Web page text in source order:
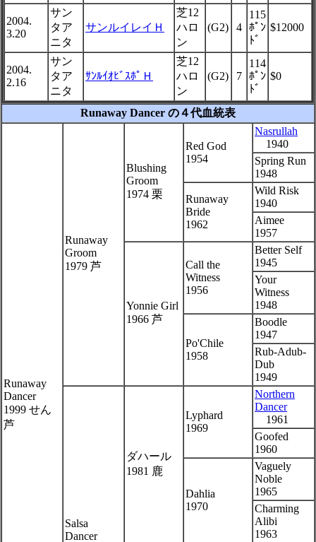
2004.
3.20
サン
タア
ニタ
サンルイレイＨ
芝12
ハロ
ン
(G2) 4
115
ﾎﾟﾝ
ﾄﾞ
$12000
2004.
2.16
サン
タア
ニタ
ｻﾝﾙｲｵﾋﾞｽﾎﾟＨ
芝12
ハロ
ン
(G2) 7
114
ﾎﾟﾝ
ﾄﾞ
$0
Runaway Dancer の４代血統表
Runaway
Dancer
1999 せん
芦
Runaway
Groom
1979 芦
Blushing
Groom
1974 栗
Red God
1954
Nasrullah
1940
Spring Run
1948
Runaway
Bride
1962
Wild Risk
1940
Aimee
1957
Yonnie Girl
1966 芦
Call the
Witness
1956
Better Self
1945
Your
Witness
1948
Po'Chile
1958
Boodle
1947
Rub-Adub-
Dub
1949
Salsa
Dancer
ダハール
1981 鹿
Lyphard
1969
Northern
Dancer
1961
Goofed
1960
Dahlia
1970
Vaguely
Noble
1965
Charming
Alibi
1963